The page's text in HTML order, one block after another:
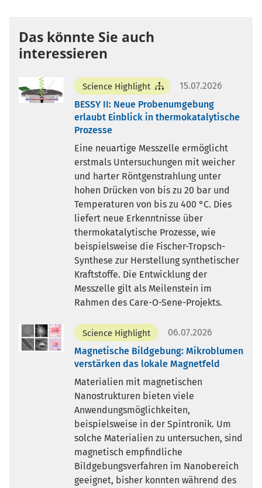
Das könnte Sie auch
interessieren
Science Highlight
15.07.2026
BESSY II: Neue Probenumgebung
erlaubt Einblick in thermokatalytische
Prozesse
Eine neuartige Messzelle ermöglicht
erstmals Untersuchungen mit weicher
und harter Röntgenstrahlung unter
hohen Drücken von bis zu 20 bar und
Temperaturen von bis zu 400 °C. Dies
liefert neue Erkenntnisse über
thermokatalytische Prozesse, wie
beispielsweise die Fischer-Tropsch-
Synthese zur Herstellung synthetischer
Kraftstoffe. Die Entwicklung der
Messzelle gilt als Meilenstein im
Rahmen des Care-O-Sene-Projekts.
Science Highlight
06.07.2026
Magnetische Bildgebung: Mikroblumen
verstärken das lokale Magnetfeld
Materialien mit magnetischen
Nanostrukturen bieten viele
Anwendungsmöglichkeiten,
beispielsweise in der Spintronik. Um
solche Materialien zu untersuchen, sind
magnetisch empfindliche
Bildgebungsverfahren im Nanobereich
geeignet, bisher konnten während des